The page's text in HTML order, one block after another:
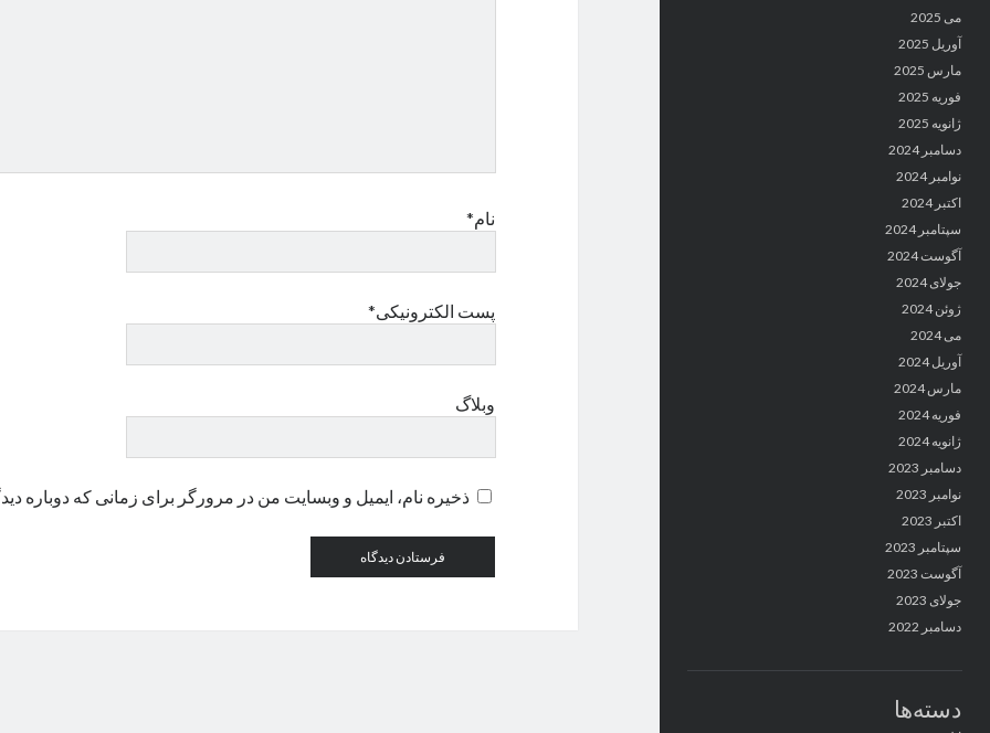
می 2025
آوریل 2025
مارس 2025
فوریه 2025
ژانویه 2025
دسامبر 2024
نوامبر 2024
اکتبر 2024
سپتامبر 2024
آگوست 2024
جولای 2024
ژوئن 2024
می 2024
آوریل 2024
مارس 2024
فوریه 2024
ژانویه 2024
دسامبر 2023
نوامبر 2023
اکتبر 2023
سپتامبر 2023
آگوست 2023
جولای 2023
دسامبر 2022
دسته‌ها
نام*
پست الکترونیکی*
وبلاگ
ذخیره نام، ایمیل و وبسایت من در مرورگر برای زمانی که دوباره